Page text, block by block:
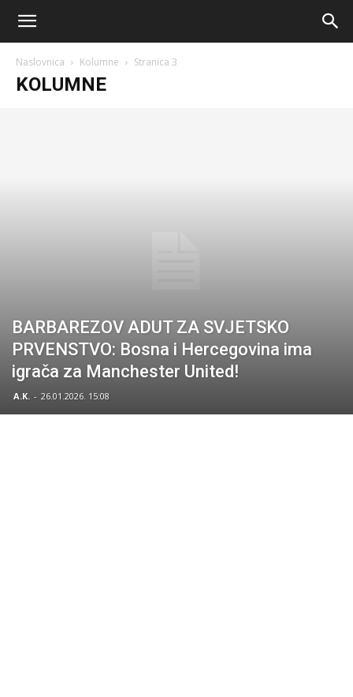
Sport
Naslovnica Kolumne Stranica 3
KOLUMNE
BARBAREZOV ADUT ZA SVJETSKO
PRVENSTVO: Bosna i Hercegovina ima
igrača za Manchester United!
A.K. - 26.01.2026. 15:08